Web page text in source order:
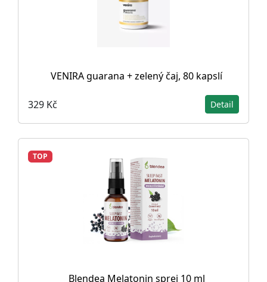
VENIRA guarana + zelený čaj, 80 kapslí
329 Kč Detail
TOP
Blendea Melatonin sprej 10 ml